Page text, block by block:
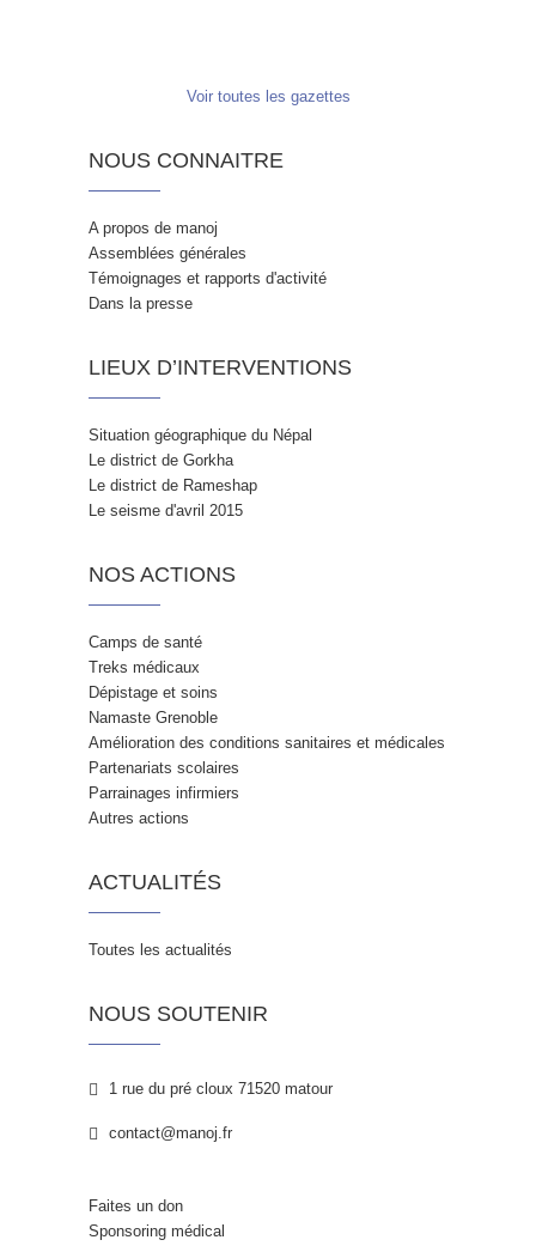
Voir toutes les gazettes
NOUS CONNAITRE
A propos de manoj
Assemblées générales
Témoignages et rapports d'activité
Dans la presse
LIEUX D’INTERVENTIONS
Situation géographique du Népal
Le district de Gorkha
Le district de Rameshap
Le seisme d'avril 2015
NOS ACTIONS
Camps de santé
Treks médicaux
Dépistage et soins
Namaste Grenoble
Amélioration des conditions sanitaires et médicales
Partenariats scolaires
Parrainages infirmiers
Autres actions
ACTUALITÉS
Toutes les actualités
NOUS SOUTENIR
1 rue du pré cloux 71520 matour
contact@manoj.fr
Faites un don
Sponsoring médical